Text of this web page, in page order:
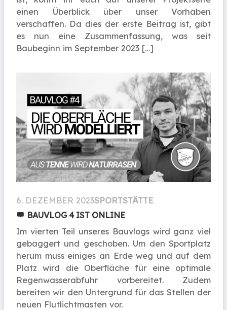
einen Überblick über unser Vorhaben
verschaffen. Da dies der erste Beitrag ist, gibt
es nun eine Zusammenfassung, was seit
Baubeginn im September 2023 […]
6. DEZEMBER 2023SPORTSTÄTTE
BAUVLOG 4 IST ONLINE
Im vierten Teil unseres Bauvlogs wird ganz viel
gebaggert und geschoben. Um den Sportplatz
herum muss einiges an Erde weg und auf dem
Platz wird die Oberfläche für eine optimale
Regenwasserabfuhr vorbereitet. Zudem
bereiten wir den Untergrund für das Stellen der
neuen Flutlichtmasten vor.